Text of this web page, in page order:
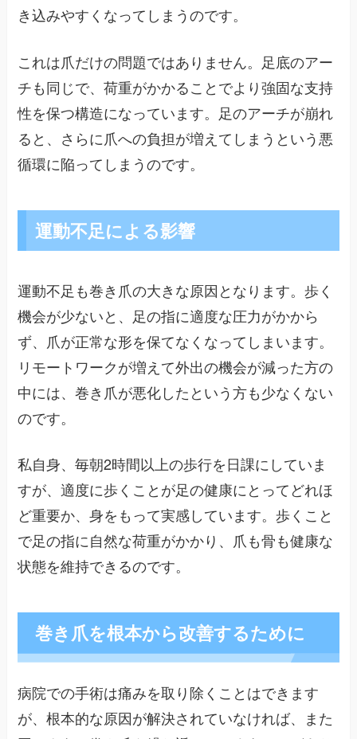
き込みやすくなってしまうのです。
これは爪だけの問題ではありません。足底のアー
チも同じで、荷重がかかることでより強固な支持
性を保つ構造になっています。足のアーチが崩れ
ると、さらに爪への負担が増えてしまうという悪
循環に陥ってしまうのです。
運動不足による影響
運動不足も巻き爪の大きな原因となります。歩く
機会が少ないと、足の指に適度な圧力がかから
ず、爪が正常な形を保てなくなってしまいます。
リモートワークが増えて外出の機会が減った方の
中には、巻き爪が悪化したという方も少なくない
のです。
私自身、毎朝2時間以上の歩行を日課にしていま
すが、適度に歩くことが足の健康にとってどれほ
ど重要か、身をもって実感しています。歩くこと
で足の指に自然な荷重がかかり、爪も骨も健康な
状態を維持できるのです。
巻き爪を根本から改善するために
病院での手術は痛みを取り除くことはできます
が、根本的な原因が解決されていなければ、また